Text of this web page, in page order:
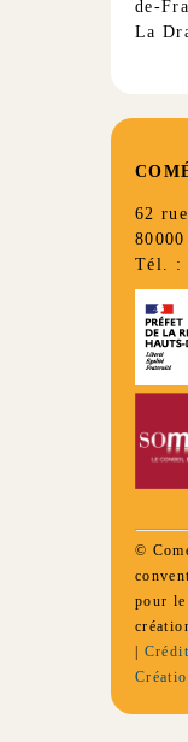
de-
La
62
Tél. :
©
pour le
|